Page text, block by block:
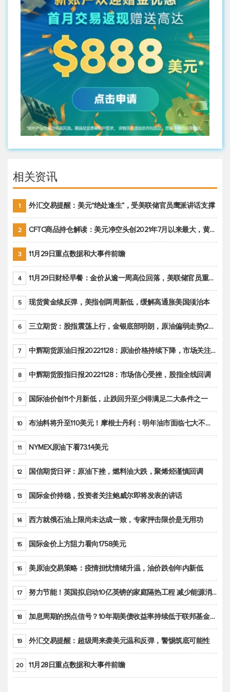
相关资讯
1 外汇交易提醒：美元“绝处逢生”，受美联储官员鹰派讲话支撑
2 CFTC商品持仓解读：美元净空头创2021年7月以来最大，黄金期货投机性净多头头寸减少
3 11月29日重点数据和大事件前瞻
4 11月29日财经早餐：金价从逾一周高位回落，美联储官员重申鹰派立场推动美元回升
5 现货黄金续反弹，美指创两周新低，缓解高通胀美国须治本
6 三立期货：股指震荡上行，金银底部明朗，原油偏弱走势(20221128收评)
7 中辉期货原油日报20221128：原油价格持续下降，市场关注OPEC+新一轮产能政策
8 中辉期货股指日报20221128：市场信心受挫，股指全线回调
9 国际油价创11个月新低，止跌回升至少得满足二大条件之一
10 布油料将升至110美元！摩根士丹利：明年油市面临七大不确定性
11 NYMEX原油下看73.14美元
12 国信期货日评：原油下挫，燃料油大跌，聚烯烃谨慎回调
13 国际金价持稳，投资者关注鲍威尔即将发表的讲话
14 西方就俄石油上限尚未达成一致，专家抨击限价是无用功
15 国际金价上方阻力看向1758美元
16 美原油交易策略：疫情担忧情绪升温，油价跌创年内新低
17 努力节能！英国拟启动10亿英镑的家庭隔热工程 减少能源消耗
18 加息周期的拐点信号？10年期美债收益率持续低于联邦基金利率目标区间
19 外汇交易提醒：超级周来袭美元温和反弹，警惕筑底可能性
20 11月28日重点数据和大事件前瞻